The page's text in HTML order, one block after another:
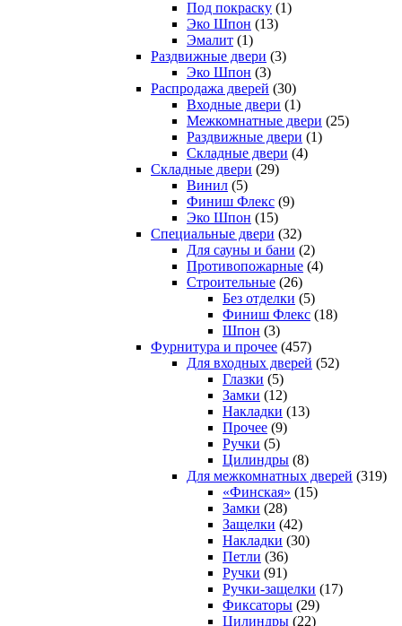
Под покраску (1)
Эко Шпон (13)
Эмалит (1)
Раздвижные двери (3)
Эко Шпон (3)
Распродажа дверей (30)
Входные двери (1)
Межкомнатные двери (25)
Раздвижные двери (1)
Складные двери (4)
Складные двери (29)
Винил (5)
Финиш Флекс (9)
Эко Шпон (15)
Специальные двери (32)
Для сауны и бани (2)
Противопожарные (4)
Строительные (26)
Без отделки (5)
Финиш Флекс (18)
Шпон (3)
Фурнитура и прочее (457)
Для входных дверей (52)
Глазки (5)
Замки (12)
Накладки (13)
Прочее (9)
Ручки (5)
Цилиндры (8)
Для межкомнатных дверей (319)
«Финская» (15)
Замки (28)
Защелки (42)
Накладки (30)
Петли (36)
Ручки (91)
Ручки-защелки (17)
Фиксаторы (29)
Цилиндры (22)